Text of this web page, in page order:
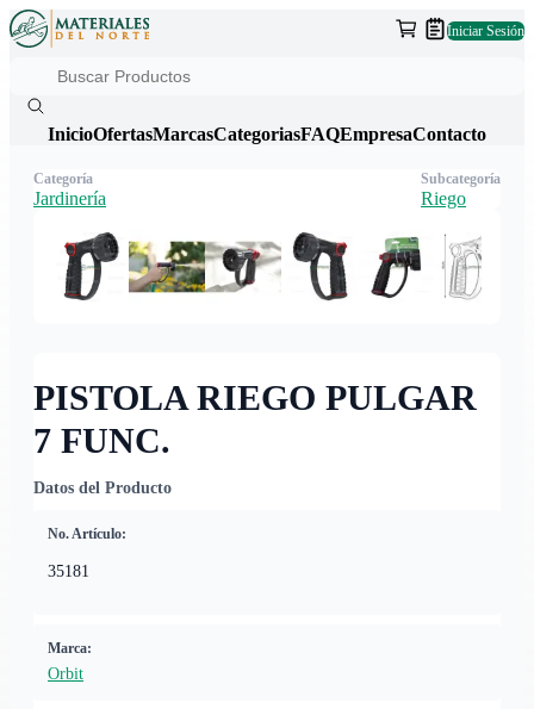
Iniciar Sesión
InicioOfertasMarcasCategoriasFAQEmpresaContacto
PISTOLA RIEGO PULGAR
7 FUNC.
Datos del Producto
No. Artículo:
35181
Marca:
Orbit
Categoría
Jardinería
Subcategoría
Riego